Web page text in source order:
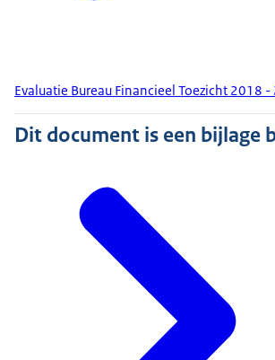
Evaluatie Bureau Financieel Toezicht 2018
Dit document is een bijlage